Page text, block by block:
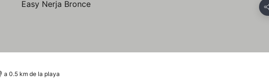
a 0.5 km de la playa